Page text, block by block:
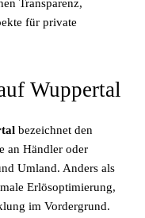
Transparenz,
für private
Wuppertal
bezeichnet den
an Händler oder
Umland. Anders als
Erlösoptimierung,
im Vordergrund.